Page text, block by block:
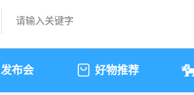
发布会 好物推荐